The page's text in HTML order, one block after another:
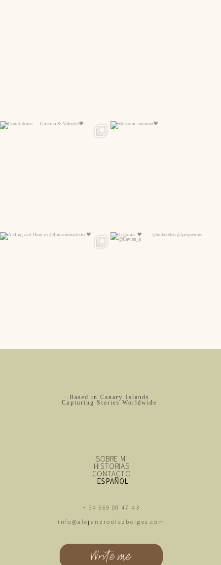
341 24 134
96 7 196 0
+ 34 669 00 47 43
Based in Canary Islands
Capturing Stories Worldwide
info@alejandrodiazborges.com
Write me
SOBRE MI
HISTORIAS
CONTACTO
ESPAÑOL